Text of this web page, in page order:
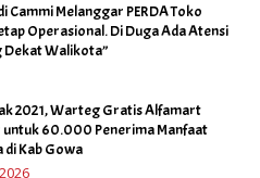
Cammi Melanggar PERDA Toko
Operasional. Di Duga Ada Atensi
Dekat Walikota”
2021, Warteg Gratis Alfamart
untuk 60.000 Penerima Manfaat
di Kab Gowa